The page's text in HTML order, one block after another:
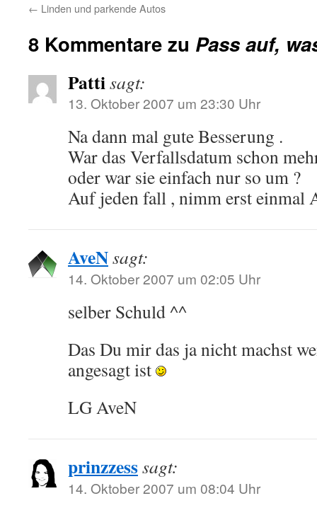
← Linden und parkende Autos
8 Kommentare zu Pass auf,
Pattisagt:
13. Oktober 2007 um 23:30 Uhr
Na dann mal gute Besserung .
War das Verfallsdatum schon
oder war sie einfach nur so um ?
Auf jeden fall , nimm erst einmal
AveNsagt:
14. Oktober 2007 um 02:05 Uhr
selber Schuld ^^
Das Du mir das ja nicht machst
angesagt ist
LG AveN
prinzzesssagt:
14. Oktober 2007 um 08:04 Uhr